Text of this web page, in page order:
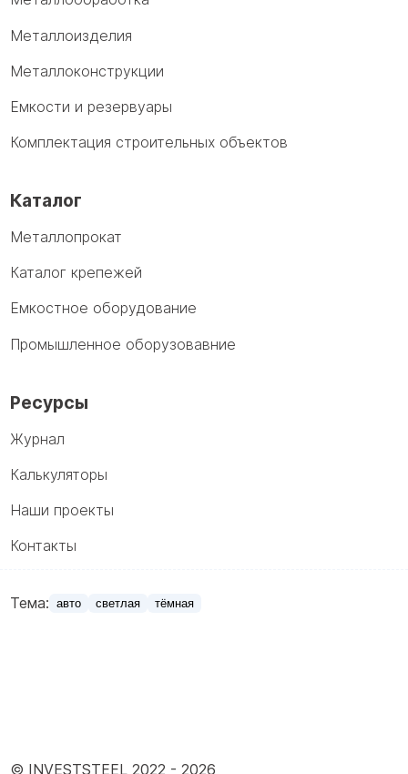
Металлоизделия
Металлоконструкции
Емкости и резервуары
Комплектация строительных объектов
Каталог
Металлопрокат
Каталог крепежей
Емкостное оборудование
Промышленное оборузовавние
Ресурсы
Журнал
Калькуляторы
Наши проекты
Контакты
Тема: авто светлая тёмная
© INVESTSTEEL 2022 - 2026